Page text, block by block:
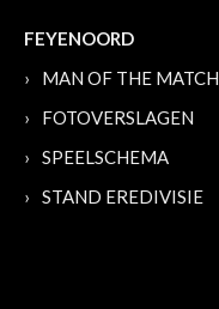
FEYENOORD
MAN OF THE MATCH
FOTOVERSLAGEN
SPEELSCHEMA
STAND EREDIVISIE